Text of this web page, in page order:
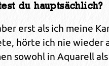
du hauptsächlich?
erst als ich meine
hörte ich nie wieder
sowohl in Aquarell als